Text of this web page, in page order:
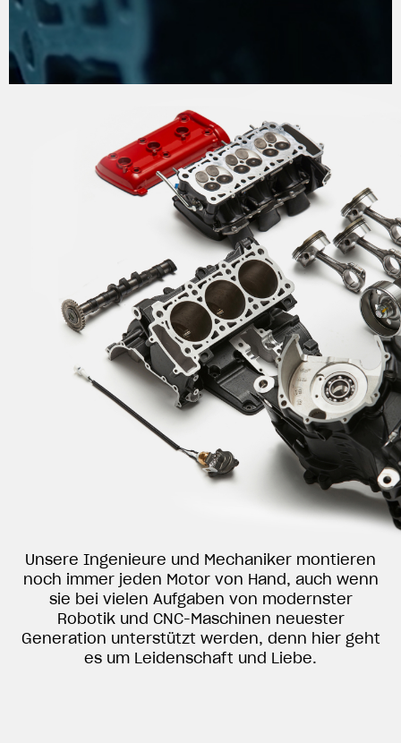
VOLLKOMMENHEIT
Unsere Ingenieure und Mechaniker montieren
noch immer jeden Motor von Hand, auch wenn
sie bei vielen Aufgaben von modernster
Robotik und CNC-Maschinen neuester
Generation unterstützt werden, denn hier geht
es um Leidenschaft und Liebe.